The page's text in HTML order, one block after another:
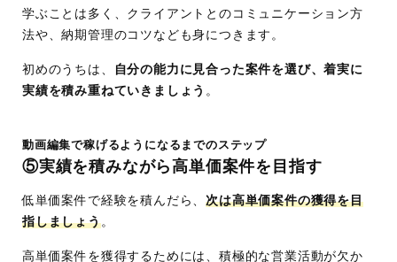
学ぶことは多く、クライアントとのコミュニケーション方
法や、納期管理のコツなども身につきます。
初めのうちは、
自分の能力に見合った案件を選び、着実に
実績を積み重ねていきましょう 。
動画編集で稼げるようになるまでのステップ
⑤実績を積みながら高単価案件を目指す
低単価案件で経験を積んだら、次は高単価案件の獲得を目
指しましょう。
高単価案件を獲得するためには、積極的な営業活動が欠か